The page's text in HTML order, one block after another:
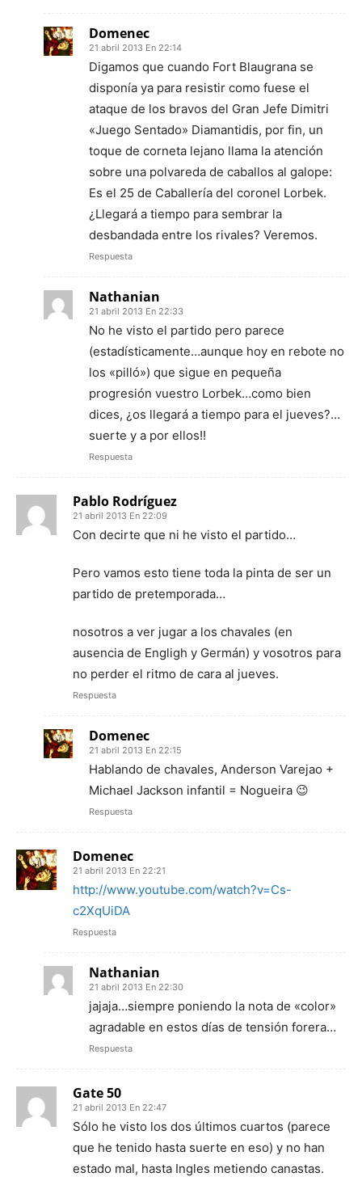
Domenec
21 abril 2013 En 22:14
Digamos que cuando Fort Blaugrana se
disponía ya para resistir como fuese el
ataque de los bravos del Gran Jefe Dimitri
«Juego Sentado» Diamantidis, por fin, un
toque de corneta lejano llama la atención
sobre una polvareda de caballos al galope:
Es el 25 de Caballería del coronel Lorbek.
¿Llegará a tiempo para sembrar la
desbandada entre los rivales? Veremos.
Respuesta
Nathanian
21 abril 2013 En 22:33
No he visto el partido pero parece
(estadísticamente…aunque hoy en rebote no
los «pilló») que sigue en pequeña
progresión vuestro Lorbek…como bien
dices, ¿os llegará a tiempo para el jueves?…
suerte y a por ellos!!
Respuesta
Pablo Rodríguez
21 abril 2013 En 22:09
Con decirte que ni he visto el partido…
Pero vamos esto tiene toda la pinta de ser un
partido de pretemporada…
nosotros a ver jugar a los chavales (en
ausencia de Engligh y Germán) y vosotros para
no perder el ritmo de cara al jueves.
Respuesta
Domenec
21 abril 2013 En 22:15
Hablando de chavales, Anderson Varejao +
Michael Jackson infantil = Nogueira 😉
Respuesta
Domenec
21 abril 2013 En 22:21
http://www.youtube.com/watch?v=Cs-
c2XqUiDA
Respuesta
Nathanian
21 abril 2013 En 22:30
jajaja…siempre poniendo la nota de «color»
agradable en estos días de tensión forera…
Respuesta
Gate 50
21 abril 2013 En 22:47
Sólo he visto los dos últimos cuartos (parece
que he tenido hasta suerte en eso) y no han
estado mal, hasta Ingles metiendo canastas.